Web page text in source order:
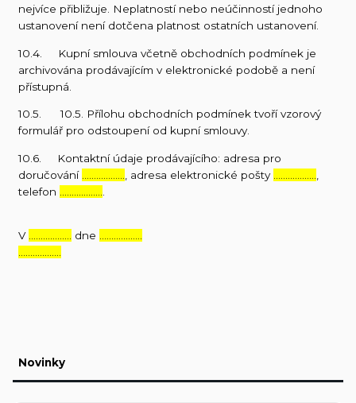
Novinky
nejvíce přibližuje. Neplatností nebo neúčinností jednoho
ustanovení není dotčena platnost ostatních ustanovení.
10.4. Kupní smlouva včetně obchodních podmínek je
archivována prodávajícím v elektronické podobě a není
přístupná.
10.5. 10.5. Přílohu obchodních podmínek tvoří vzorový
formulář pro odstoupení od kupní smlouvy.
10.6. Kontaktní údaje prodávajícího: adresa pro
doručování
, adresa elektronické pošty
telefon
V dne